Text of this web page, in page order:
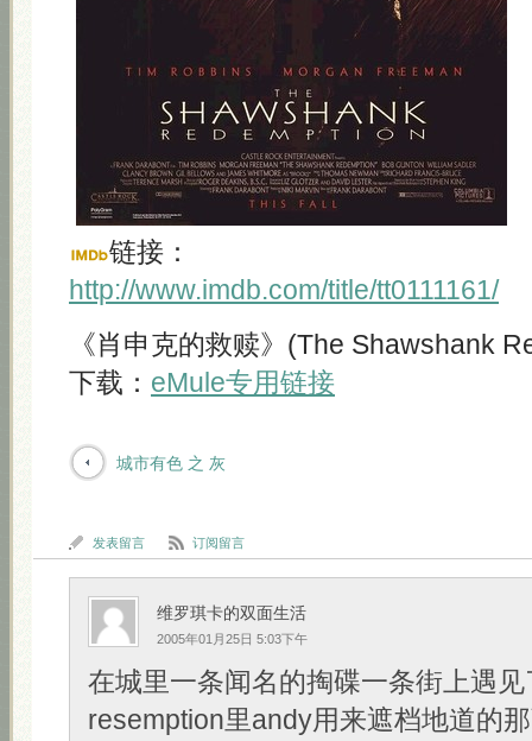
链接：
http://www.imdb.com/title/tt0111161/
《肖申克的救赎》(The Shawshank
下载： eMule专用链接
城市有色 之 灰
发表留言 订阅留言
维罗琪卡的双面生活
2005年01月25日 5:03下午
在城里一条闻名的掏碟一条街上遇见
resemption里andy用来遮档地道的